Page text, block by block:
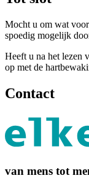
Mocht u om wat
spoedig mogelijk
Heeft u na het lezen
op met de
Contact
van mens tot